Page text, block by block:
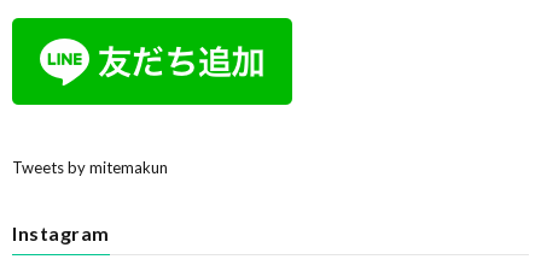
Tweets by mitemakun
Instagram